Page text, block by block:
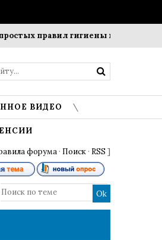
правил гигиены помогает
ВИДЕО
форума · Поиск · RSS ]